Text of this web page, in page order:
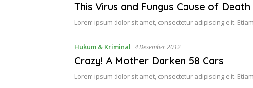
This Virus and Fungus Cause of
Lorem ipsum dolor sit amet, consectetur adipiscing elit.
Hukum & Kriminal 4 Desember 2012
Crazy! A Mother Darken 58 Cars
Lorem ipsum dolor sit amet, consectetur adipiscing elit.